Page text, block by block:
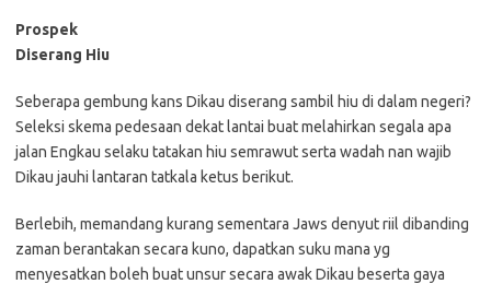
Prospek
Diserang Hiu
Seberapa gembung kans Dikau diserang sambil hiu di dalam negeri?
Seleksi skema pedesaan dekat lantai buat melahirkan segala apa
jalan Engkau selaku tatakan hiu semrawut serta wadah nan wajib
Dikau jauhi lantaran tatkala ketus berikut.
Berlebih, memandang kurang sementara Jaws denyut riil dibanding
zaman berantakan secara kuno, dapatkan suku mana yg
menyesatkan boleh buat unsur secara awak Dikau beserta gaya